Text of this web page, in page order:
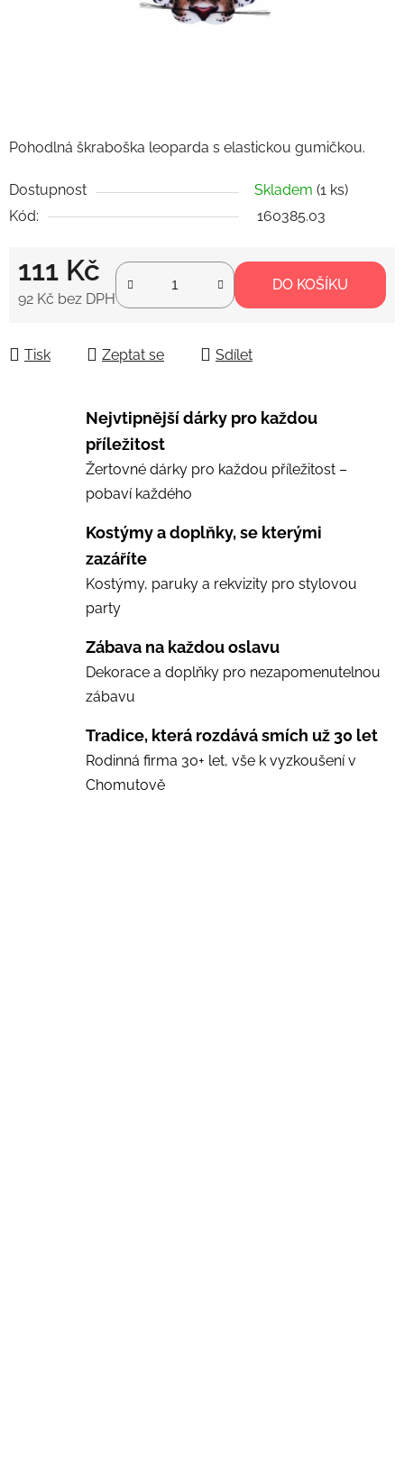
Pohodlná škraboška leoparda s elastickou gumičkou.
Dostupnost Skladem (1 ks)
Kód:
160385.03
111 Kč
92 Kč bez DPH
DO KOŠÍKU
Tisk Zeptat se Sdílet
Nejvtipnější dárky pro každou
příležitost
Žertovné dárky pro každou příležitost –
pobaví každého
Kostýmy a doplňky, se kterými
zazáříte
Kostýmy, paruky a rekvizity pro stylovou
party
Zábava na každou oslavu
Dekorace a doplňky pro nezapomenutelnou
zábavu
Tradice, která rozdává smích už 30 let
Rodinná firma 30+ let, vše k vyzkoušení v
Chomutově